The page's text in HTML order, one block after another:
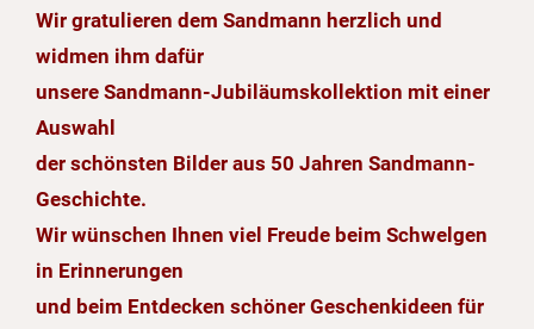
Wir gratulieren dem Sandmann herzlich und
widmen ihm dafür
unsere Sandmann-Jubiläumskollektion mit einer
Auswahl
der schönsten Bilder aus 50 Jahren Sandmann-
Geschichte.
Wir wünschen Ihnen viel Freude beim Schwelgen
in Erinnerungen
und beim Entdecken schöner Geschenkideen für